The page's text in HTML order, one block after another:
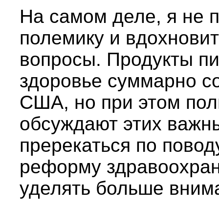
На самом деле, я не
полемику и
вопросы. Продукты
здоровье суммарно
США, но при этом
обсуждают этих
пререкаться по
реформу
уделять больше